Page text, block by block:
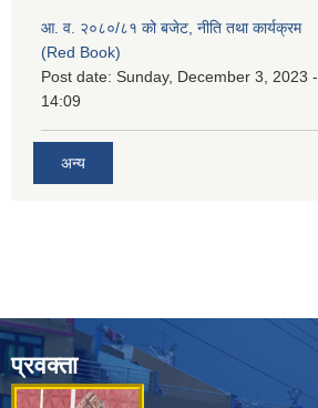
आ. व. २०८०/८१ को बजेट, नीति तथा कार्यक्रम
(Red Book)
Post date: Sunday, December 3, 2023 -
14:09
अन्य
प्रवक्ता